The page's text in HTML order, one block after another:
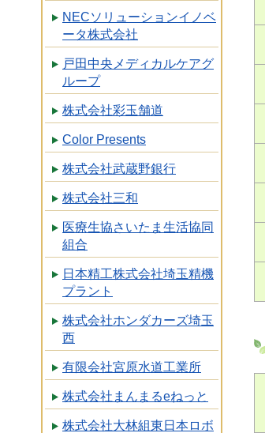
NECソリューションイノベ
ータ株式会社
戸田中央メディカルケアグ
ループ
株式会社彩玉舗道
Color Presents
株式会社武蔵野銀行
株式会社三和
医療生協さいたま生活協同
組合
日本精工株式会社埼玉精機
プラント
株式会社ホンダカーズ埼玉
西
有限会社宮原水道工業所
株式会社まんまるeねっと
株式会社大林組東日本ロボ